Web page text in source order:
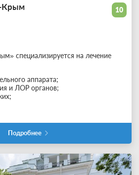
10
Крым
специализируется на лечение
аппарата;
и ЛОР органов;
Подробнее